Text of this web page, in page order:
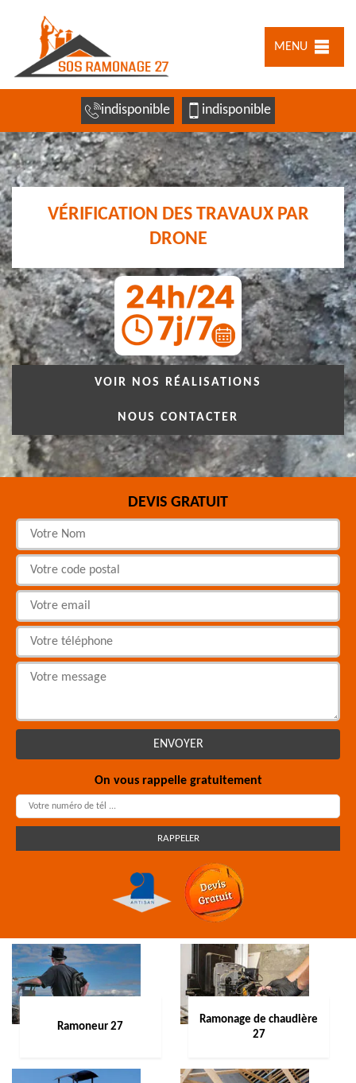
MENU
indisponible indisponible
VÉRIFICATION DES TRAVAUX PAR
DRONE
VOIR NOS RÉALISATIONS
NOUS CONTACTER
DEVIS GRATUIT
On vous rappelle gratuitement
Ramoneur 27
Ramonage de chaudière
27